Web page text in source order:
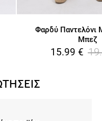
Φαρδύ Παντελόνι
Μπεζ
15.99 €